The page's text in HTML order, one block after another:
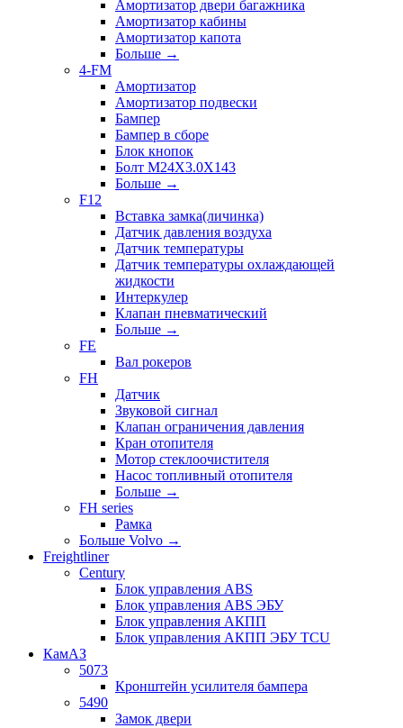
Амортизатор двери багажника
Амортизатор кабины
Амортизатор капота
Больше →
4-FM
Амортизатор
Амортизатор подвески
Бампер
Бампер в сборе
Блок кнопок
Болт M24X3.0X143
Больше →
F12
Вставка замка(личинка)
Датчик давления воздуха
Датчик температуры
Датчик температуры охлаждающей
жидкости
Интеркулер
Клапан пневматический
Больше →
FE
Вал рокеров
FH
Датчик
Звуковой сигнал
Клапан ограничения давления
Кран отопителя
Мотор стеклоочистителя
Насос топливный отопителя
Больше →
FH series
Рамка
Больше Volvo →
Freightliner
Century
Блок управления ABS
Блок управления ABS ЭБУ
Блок управления АКПП
Блок управления АКПП ЭБУ TCU
КамАЗ
5073
Кронштейн усилителя бампера
5490
Замок двери